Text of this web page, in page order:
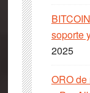
soporte
2025
ORO